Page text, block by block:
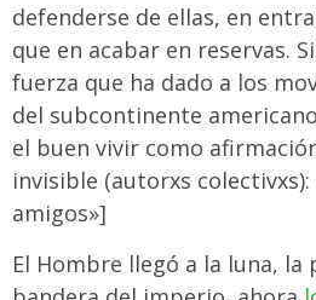
defenderse de ellas, en
que en acabar en reservas.
fuerza que ha dado a los
del subcontinente
el buen vivir como
invisible (autorxs
amigos»]
El Hombre llegó a la luna, la